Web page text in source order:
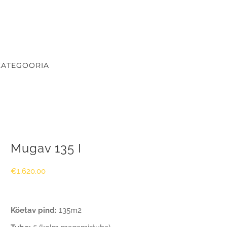
Mugav 135 I
€1,620.00
Köetav pind: 135m2